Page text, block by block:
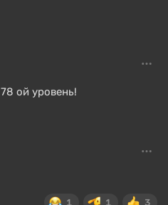
78 ой уровень!
1 1 3